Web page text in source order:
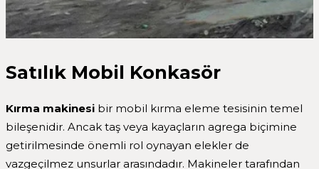
Satılık Mobil Konkasör
Kırma makinesi bir mobil kırma eleme tesisinin temel
bileşenidir. Ancak taş veya kayaçların agrega biçimine
getirilmesinde önemli rol oynayan elekler de
vazgeçilmez unsurlar arasındadır. Makineler tarafından